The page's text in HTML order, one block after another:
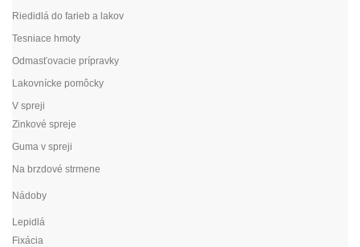
Riedidlá do farieb a lakov
Tesniace hmoty
Odmasťovacie prípravky
Lakovnícke pomôcky
V spreji
Zinkové spreje
Guma v spreji
Na brzdové strmene
Nádoby
Lepidlá
Fixácia